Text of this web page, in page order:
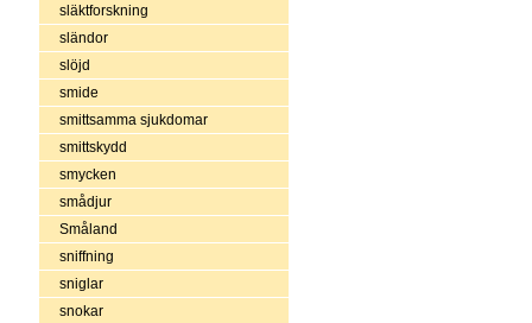
släktforskning
sländor
slöjd
smide
smittsamma sjukdomar
smittskydd
smycken
smådjur
Småland
sniffning
sniglar
snokar